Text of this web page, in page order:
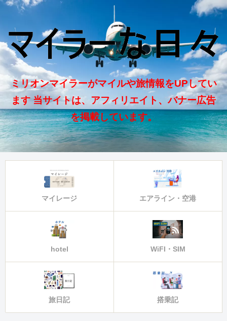
ミリオンマイラーがマイルや旅情報をUPしてい
ます 当サイトは、アフィリエイト、バナー広告
を掲載しています。
マイレージ エアライン・空港
hotel WiFI・SIM
旅日記 搭乗記